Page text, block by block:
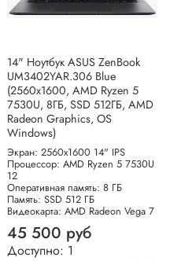
14" Ноутбук ASUS ZenBook
UM3402YAR.306 Blue
(2560x1600, AMD Ryzen 5
7530U, 8ГБ, SSD 512ГБ, AMD
Radeon Graphics, OS
Windows)
Экран: 2560x1600 14" IPS
Процессор: AMD Ryzen 5 7530U
12
Оперативная память: 8 ГБ
Память: SSD 512 ГБ
Видеокарта: AMD Radeon Vega 7
45 500 руб
Доступно: 1